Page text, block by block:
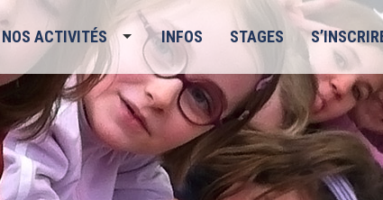
NOS ACTIVITÉS INFOS STAGES